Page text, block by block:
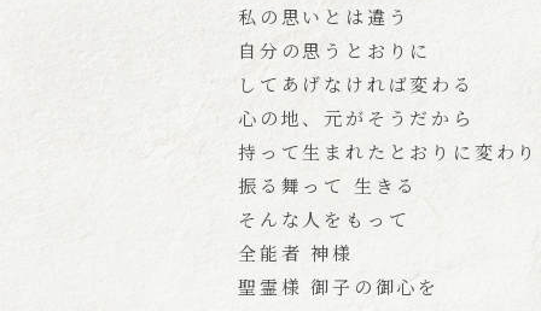
私の思いとは違う
自分の思うとおりに
してあげなければ変わる
心の地、元がそうだから
持って生まれたとおりに変わり
振る舞って 生きる
そんな人をもって
全能者 神様
聖霊様 御子の御心を